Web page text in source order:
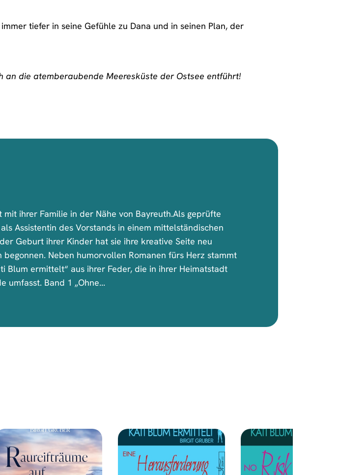
tiefer in seine Gefühle zu Dana und in seinen Plan, der
die atemberaubende Meeresküste der Ostsee entführt!
ihrer Familie in der Nähe von Bayreuth.Als geprüfte
Assistentin des Vorstands in einem mittelständischen
Geburt ihrer Kinder hat sie ihre kreative Seite neu
Neben humorvollen Romanen fürs Herz stammt
Blum ermittelt“ aus ihrer Feder, die in ihrer Heimatstadt
umfasst. Band 1 „Ohne...